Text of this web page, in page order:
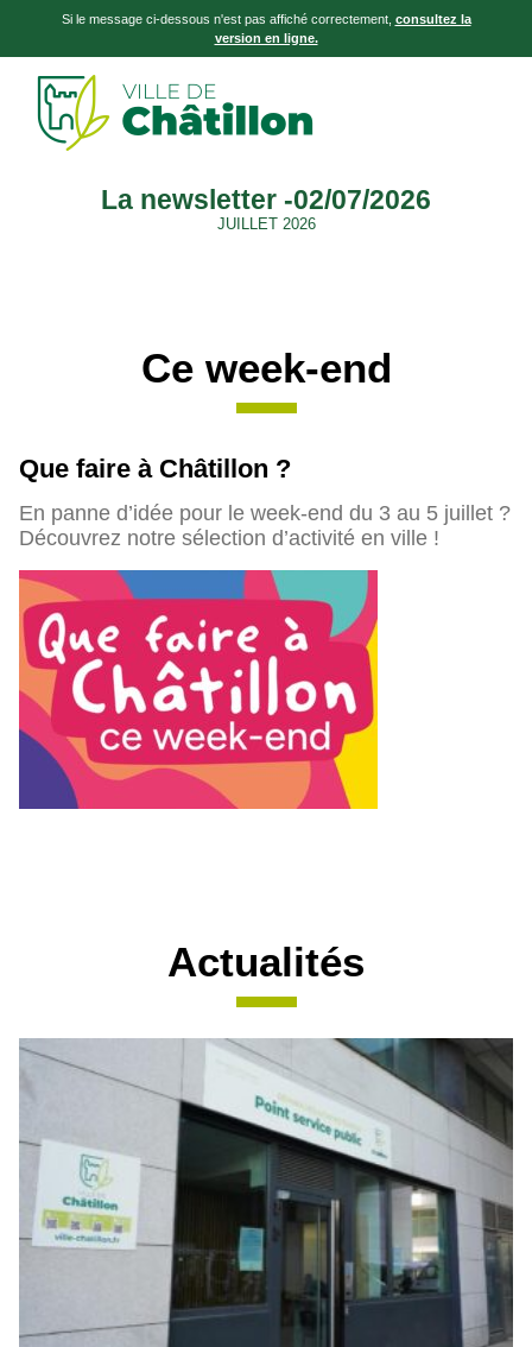
Si le message ci-dessous n'est pas affiché correctement, consultez la
version en ligne.
La newsletter -02/07/2026
JUILLET 2026
Ce week-end
Que faire à Châtillon ?
En panne d’idée pour le week-end du 3 au 5 juillet ?
Découvrez notre sélection d’activité en ville !
Actualités